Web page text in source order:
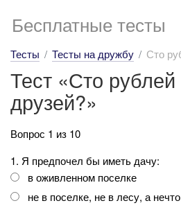
Бесплатные тесты
Тесты Тесты на дружбу Сто
Тест «Сто рублей
друзей?»
Вопрос 1 из 10
1. Я предпочел бы иметь дачу:
в оживленном поселке
не в поселке, не в лесу, а